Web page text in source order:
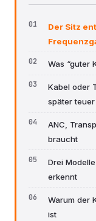
Der Sitz
Was “guter
Kabel oder
später
ANC,
braucht
Drei
erkennt
Warum der
ist